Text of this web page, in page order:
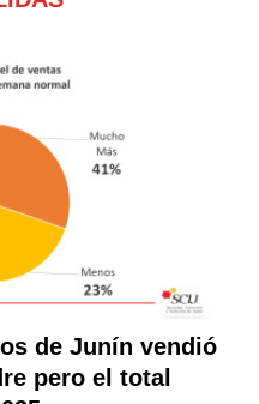
de Junín vendió
pero el total